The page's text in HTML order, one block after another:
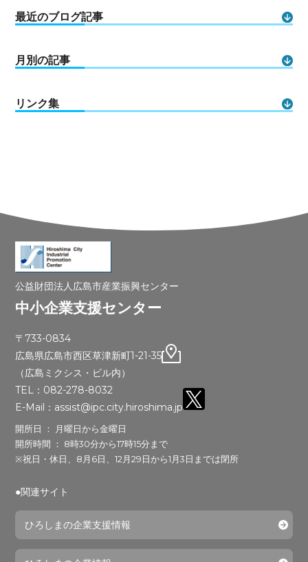
最近のブログ記事
月別の記事
リンク集
公益財団法人広島市産業振興センター
中小企業支援センター
〒733-0834
広島県広島市西区草津新町1-21-35
（広島ミクシス・ビル内）
TEL：082-278-8032
E-Mail：assist@ipc.city.hiroshima.jp
開所日 ： 月曜日から金曜日
開所時間 ： 8時30分から17時15分まで
※祝日・休日、8月6日、12月29日から1月3日までは閉所
●関連サイト
ひろしまの企業支援情報